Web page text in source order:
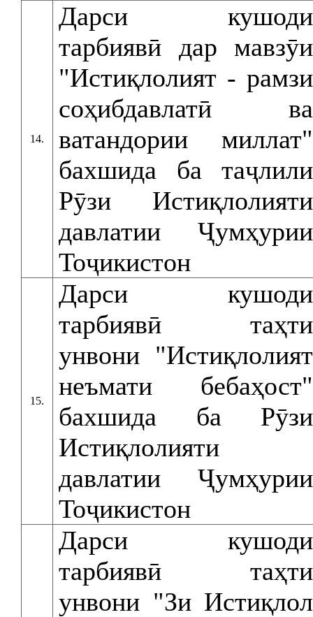
14.
Дарси кушоди
тарбиявӣ дар мавзӯи
"Истиқлолият - рамзи
соҳибдавлатӣ ва
ватандории миллат"
бахшида ба таҷлили
Рӯзи Истиқлолияти
давлатии Ҷумҳурии
Тоҷикистон
15.
Дарси кушоди
тарбиявӣ таҳти
унвони "Истиқлолият
неъмати бебаҳост"
бахшида ба Рӯзи
Истиқлолияти
давлатии Ҷумҳурии
Тоҷикистон
Дарси кушоди
тарбиявӣ таҳти
унвони "Зи Истиқлол